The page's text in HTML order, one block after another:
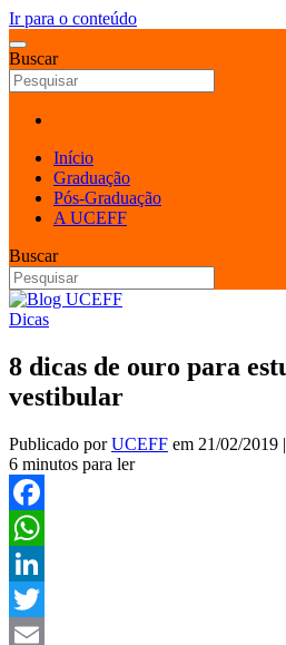
Ir para o conteúdo
Buscar
Início
Graduação
Pós-Graduação
A UCEFF
Buscar
Dicas
8 dicas de ouro para
vestibular
Publicado porUCEFF em 21/02/2019
6 minutos para ler
Facebook
WhatsApp
LinkedIn
Twitter